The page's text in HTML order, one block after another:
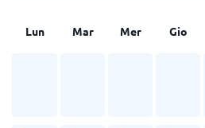
Lun Mar Mer Gio